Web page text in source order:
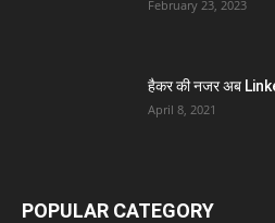
February 23, 2023
हैकर की नजर अब
April 8, 2021
POPULAR CATEGORY